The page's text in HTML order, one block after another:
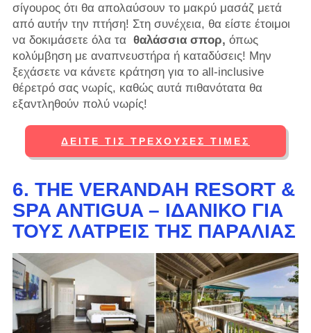
σίγουρος ότι θα απολαύσουν το μακρύ μασάζ μετά
από αυτήν την πτήση! Στη συνέχεια, θα είστε έτοιμοι
να δοκιμάσετε όλα τα θαλάσσια σπορ, όπως
κολύμβηση με αναπνευστήρα ή καταδύσεις! Μην
ξεχάσετε να κάνετε κράτηση για το all-inclusive
θέρετρό σας νωρίς, καθώς αυτά πιθανότατα θα
εξαντληθούν πολύ νωρίς!
ΔΕΊΤΕ ΤΙΣ ΤΡΈΧΟΥΣΕΣ ΤΙΜΈΣ
6. THE VERANDAH RESORT &
SPA ANTIGUA – ΙΔΑΝΙΚΌ ΓΙΑ
ΤΟΥΣ ΛΆΤΡΕΙΣ ΤΗΣ ΠΑΡΑΛΊΑΣ